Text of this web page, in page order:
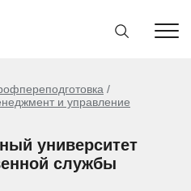
и управление
университет
службы